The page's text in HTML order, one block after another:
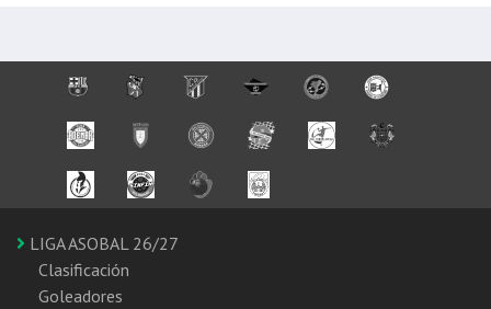
LIGA ASOBAL 26/27
Clasificación
Goleadores